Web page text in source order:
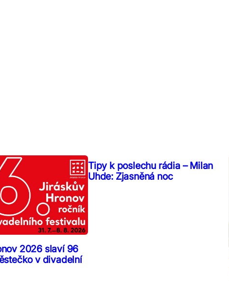
2026 slaví 96
v divadelní
Tipy k poslechu rádia – Milan
Uhde: Zjasněná noc